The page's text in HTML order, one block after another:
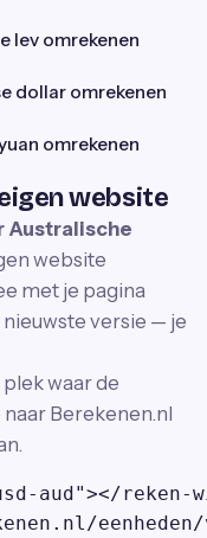
lev omrekenen
dollar omrekenen
omrekenen
website
Australische
website
met je pagina
versie — je
waar de
Berekenen.nl
aud"></reken-